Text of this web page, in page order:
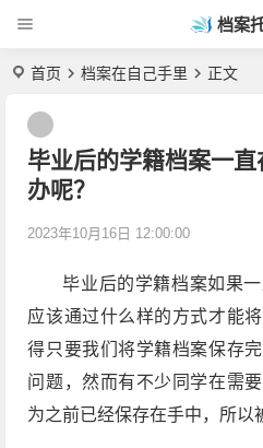
档案
首页 档案在自己手里 正文
毕业后的学籍档案一
办呢？
2023年10月16日 12:00:00
毕业后的学籍档案如果
应该通过什么样的方式才能
得只要我们将学籍档案保存
问题，然而有不少同学在需
为之前已经保存在手中，所以